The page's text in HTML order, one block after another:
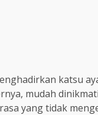
katsu
mudah
yang tidak